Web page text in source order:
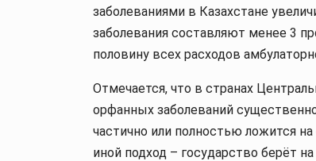
заболеваниями в Казахстане
заболевания составляют менее 3
половину всех расходов
Отмечается, что в странах
орфанных заболеваний
частично или полностью ложится
иной подход – государство берёт